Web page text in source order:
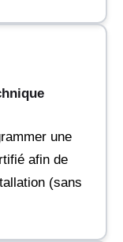
une
afin de
(sans